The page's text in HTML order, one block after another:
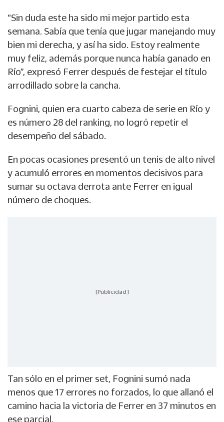
“Sin duda este ha sido mi mejor partido esta
semana. Sabía que tenía que jugar manejando muy
bien mi derecha, y así ha sido. Estoy realmente
muy feliz, además porque nunca había ganado en
Río”, expresó Ferrer después de festejar el título
arrodillado sobre la cancha.
Fognini, quien era cuarto cabeza de serie en Río y
es número 28 del ranking, no logró repetir el
desempeño del sábado.
En pocas ocasiones presentó un tenis de alto nivel
y acumuló errores en momentos decisivos para
sumar su octava derrota ante Ferrer en igual
número de choques.
[Publicidad]
Tan sólo en el primer set, Fognini sumó nada
menos que 17 errores no forzados, lo que allanó el
camino hacia la victoria de Ferrer en 37 minutos en
ese parcial.